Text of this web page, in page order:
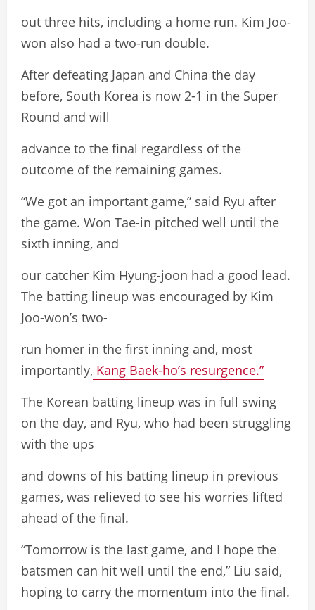
out three hits, including a home run. Kim Joo-
won also had a two-run double.
After defeating Japan and China the day
before, South Korea is now 2-1 in the Super
Round and will
advance to the final regardless of the
outcome of the remaining games.
“We got an important game,” said Ryu after
the game. Won Tae-in pitched well until the
sixth inning, and
our catcher Kim Hyung-joon had a good lead.
The batting lineup was encouraged by Kim
Joo-won’s two-
run homer in the first inning and, most
importantly, Kang Baek-ho’s resurgence.”
The Korean batting lineup was in full swing
on the day, and Ryu, who had been struggling
with the ups
and downs of his batting lineup in previous
games, was relieved to see his worries lifted
ahead of the final.
“Tomorrow is the last game, and I hope the
batsmen can hit well until the end,” Liu said,
hoping to carry the momentum into the final.